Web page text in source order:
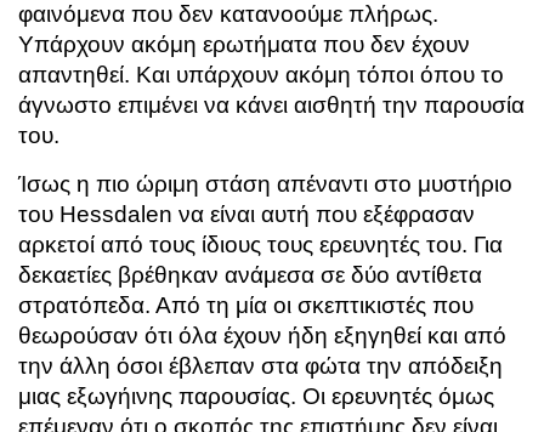
φαινόμενα που δεν κατανοούμε πλήρως.
Υπάρχουν ακόμη ερωτήματα που δεν έχουν
απαντηθεί. Και υπάρχουν ακόμη τόποι όπου το
άγνωστο επιμένει να κάνει αισθητή την παρουσία
του.
Ίσως η πιο ώριμη στάση απέναντι στο μυστήριο
του Hessdalen να είναι αυτή που εξέφρασαν
αρκετοί από τους ίδιους τους ερευνητές του. Για
δεκαετίες βρέθηκαν ανάμεσα σε δύο αντίθετα
στρατόπεδα. Από τη μία οι σκεπτικιστές που
θεωρούσαν ότι όλα έχουν ήδη εξηγηθεί και από
την άλλη όσοι έβλεπαν στα φώτα την απόδειξη
μιας εξωγήινης παρουσίας. Οι ερευνητές όμως
επέμεναν ότι ο σκοπός της επιστήμης δεν είναι